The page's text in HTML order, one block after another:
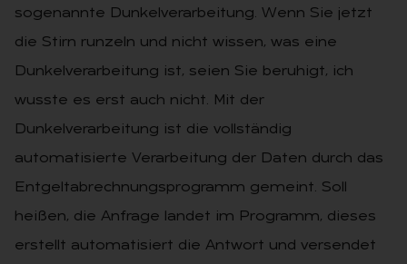
sogenannte Dunkelverarbeitung. Wenn Sie jetzt
die Stirn runzeln und nicht wissen, was eine
Dunkelverarbeitung ist, seien Sie beruhigt, ich
wusste es erst auch nicht. Mit der
Dunkelverarbeitung ist die vollständig
automatisierte Verarbeitung der Daten durch das
Entgeltabrechnungsprogramm gemeint. Soll
heißen, die Anfrage landet im Programm, dieses
erstellt automatisiert die Antwort und versendet